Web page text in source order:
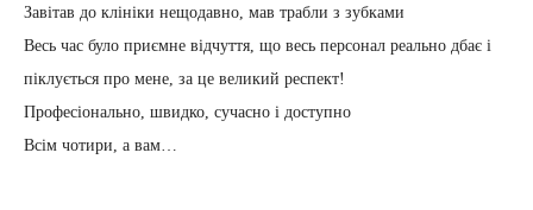
Завітав до клініки нещодавно, мав трабли з зубками
Весь час було приємне відчуття, що весь персонал реально дбає і
піклується про мене, за це великий респект!
Професіонально, швидко, сучасно і доступно
Всім чотири, а вам…